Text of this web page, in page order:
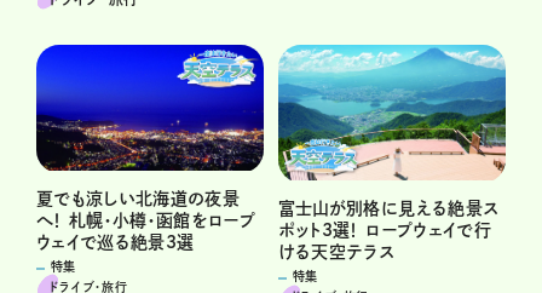
夏でも涼しい北海道の夜景
へ！ 札幌・小樽・函館をロープ
ウェイで巡る絶景3選
特集
ドライブ･旅行
富士山が別格に見える絶景ス
ポット3選！ ロープウェイで行
ける天空テラス
特集